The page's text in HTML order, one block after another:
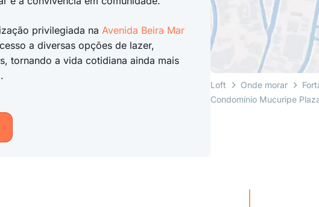
privilegiada na Avenida Beira Mar
a diversas opções de lazer,
tornando a vida cotidiana ainda mais
Loft Onde morar
Condomínio Mucuripe